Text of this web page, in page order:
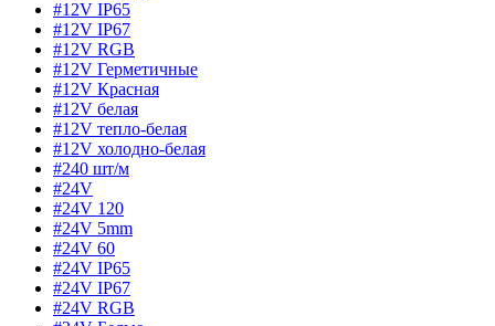
#12V IP65
#12V IP67
#12V RGB
#12V Герметичные
#12V Красная
#12V белая
#12V тепло-белая
#12V холодно-белая
#240 шт/м
#24V
#24V 120
#24V 5mm
#24V 60
#24V IP65
#24V IP67
#24V RGB